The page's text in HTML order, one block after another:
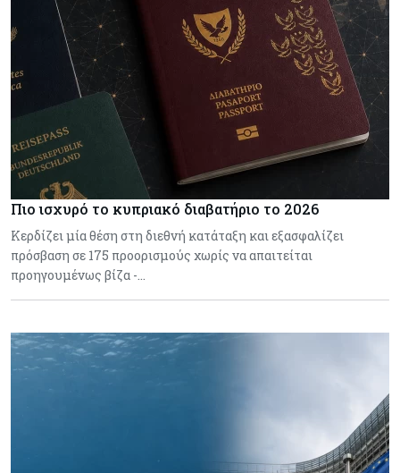
Πιο ισχυρό το κυπριακό διαβατήριο το 2026
Κερδίζει μία θέση στη διεθνή κατάταξη και εξασφαλίζει
πρόσβαση σε 175 προορισμούς χωρίς να απαιτείται
προηγουμένως βίζα -…